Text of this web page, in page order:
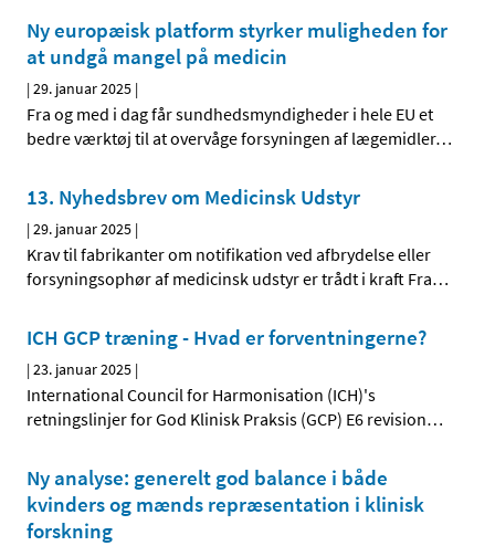
Ny europæisk platform styrker muligheden for
at undgå mangel på medicin
|29. januar 2025 |
Fra og med i dag får sundhedsmyndigheder i hele EU et
bedre værktøj til at overvåge forsyningen af lægemidler…
13. Nyhedsbrev om Medicinsk Udstyr
|29. januar 2025 |
Krav til fabrikanter om notifikation ved afbrydelse eller
forsyningsophør af medicinsk udstyr er trådt i kraft Fra…
ICH GCP træning - Hvad er forventningerne?
|23. januar 2025 |
International Council for Harmonisation (ICH)'s
retningslinjer for God Klinisk Praksis (GCP) E6 revision…
Ny analyse: generelt god balance i både
kvinders og mænds repræsentation i klinisk
forskning